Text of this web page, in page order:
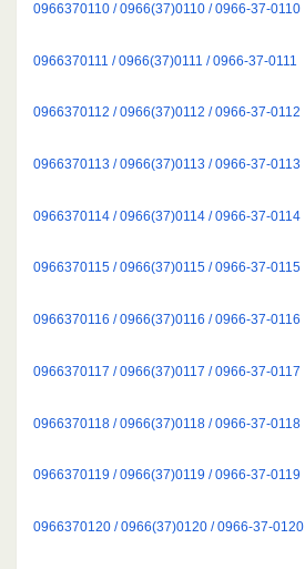
0966370110 / 0966(37)0110 / 0966-37-0110
0966370111 / 0966(37)0111 / 0966-37-0111
0966370112 / 0966(37)0112 / 0966-37-0112
0966370113 / 0966(37)0113 / 0966-37-0113
0966370114 / 0966(37)0114 / 0966-37-0114
0966370115 / 0966(37)0115 / 0966-37-0115
0966370116 / 0966(37)0116 / 0966-37-0116
0966370117 / 0966(37)0117 / 0966-37-0117
0966370118 / 0966(37)0118 / 0966-37-0118
0966370119 / 0966(37)0119 / 0966-37-0119
0966370120 / 0966(37)0120 / 0966-37-0120